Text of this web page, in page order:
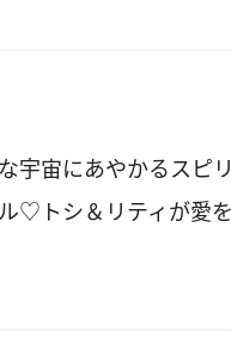
宇宙にあやかるスピ
♡トシ＆リティが愛を